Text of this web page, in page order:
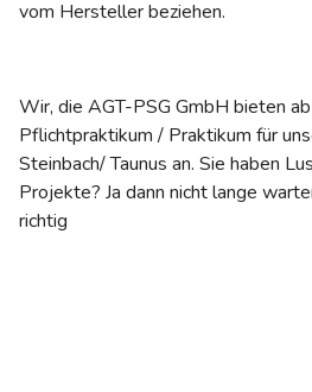
vom Hersteller beziehen.
Wir, die AGT-PSG GmbH bieten
Pflichtpraktikum / Praktikum für
Steinbach/ Taunus an. Sie haben
Projekte? Ja dann nicht lange
richtig